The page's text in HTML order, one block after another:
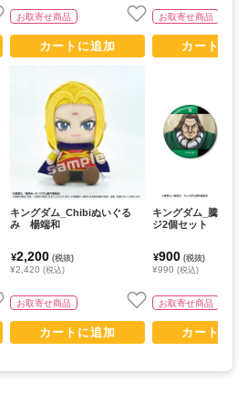
お取寄せ商品
カートに追加
キングダム_Chibiぬいぐる
み 楊端和
¥2,200 (税抜)
¥2,420 (税込)
お取寄せ商品
カートに追加
お取寄せ商品
カートに
キングダム_騰 場面
ジ2個セット
¥900 (税抜)
¥990 (税込)
お取寄せ商品
カートに